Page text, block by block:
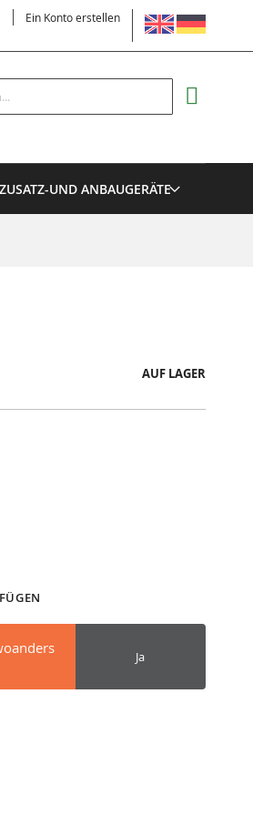
SPRACHE
Ein Konto erstellen
Suche
ZUSATZ-UND ANBAUGERÄTE
AUF LAGER
Ja